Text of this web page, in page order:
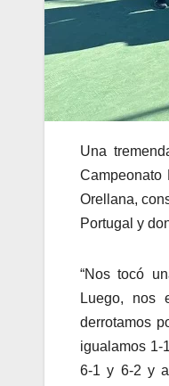
Una
Orellana,
Portugal y
“Nos tocó
Luego, nos
derrotamos
igualamos 1-
6-1 y 6-2 y